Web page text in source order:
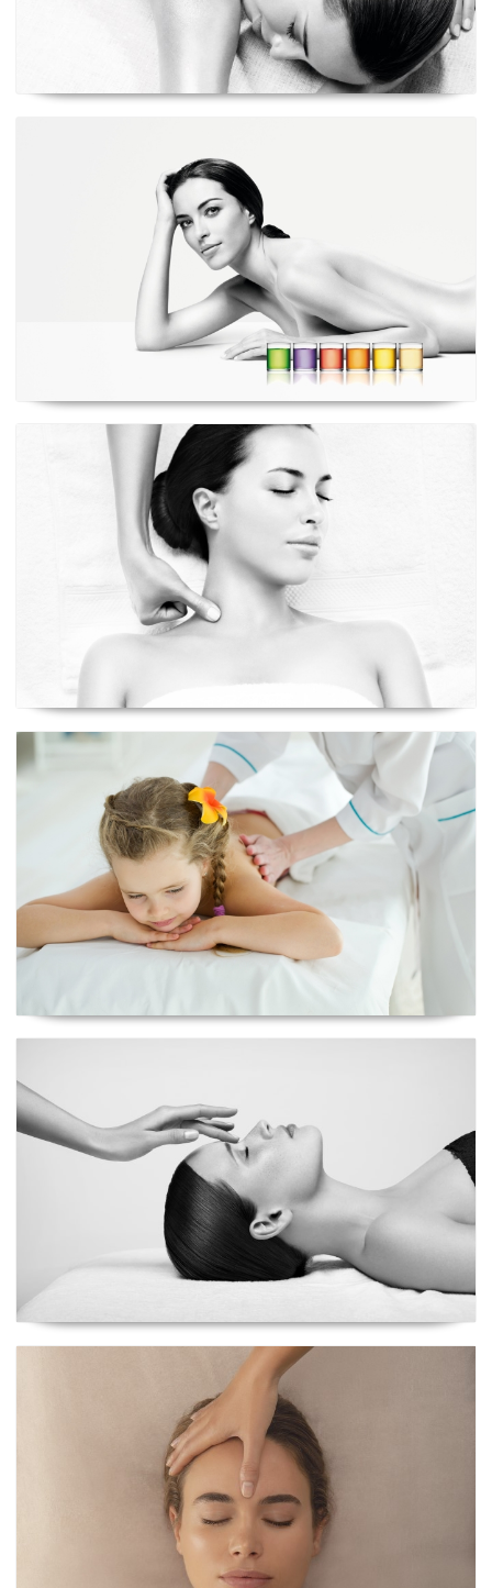
Ritual Terapêutico
Ritual Spa-tacular
Ritual Mer des Indes